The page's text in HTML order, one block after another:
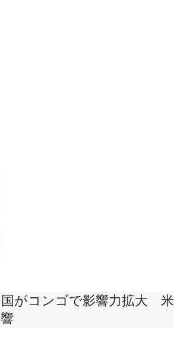
国がコンゴで影響力拡大 米